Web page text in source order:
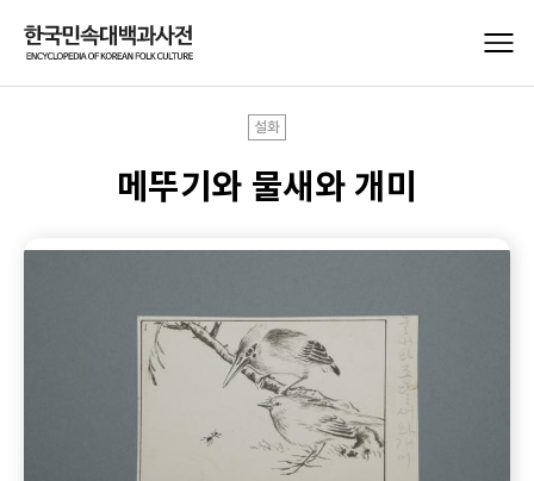
설화
메뚜기와 물새와 개미